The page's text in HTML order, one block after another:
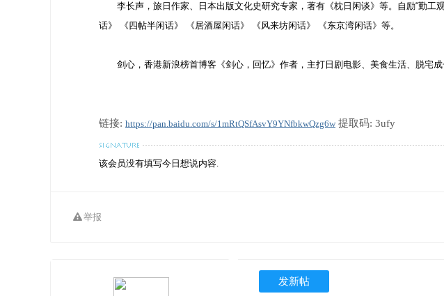
李长声，旅日作家、日本出版文化史研究专家，著有《枕日闲谈》等。自励“勤
话》 《四帖半闲话》 《居酒屋闲话》 《风来坊闲话》 《东京湾闲话》等。
剑心，香港新浪榜首博客《剑心，回忆》作者，主打日剧电影、美食生活、脱宅
链接: https://pan.baidu.com/s/1mRtQSfAsvY9YNfbkwQzg6w提取码: 3ufy
该会员没有填写今日想说内容.
举报
发新帖